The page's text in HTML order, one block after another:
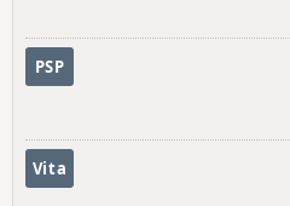
PSP
Vita